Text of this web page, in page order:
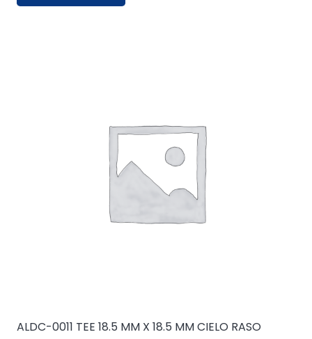
ALDC-0011 TEE 18.5 MM X 18.5 MM CIELO RASO